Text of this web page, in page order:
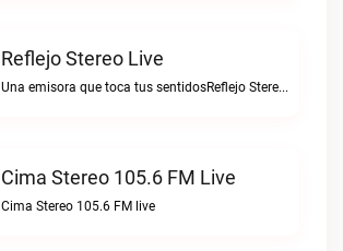
Reflejo Stereo Live
Una emisora que toca tus sentidosReflejo Stereo live
Cima Stereo 105.6 FM Live
Cima Stereo 105.6 FM live